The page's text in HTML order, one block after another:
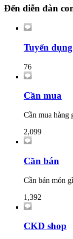
Đến diễn đàn
Tuyển dụng
76
Cần mua
Cần mua hàng
2,099
Cần bán
Cần bán món
1,392
CKD shop